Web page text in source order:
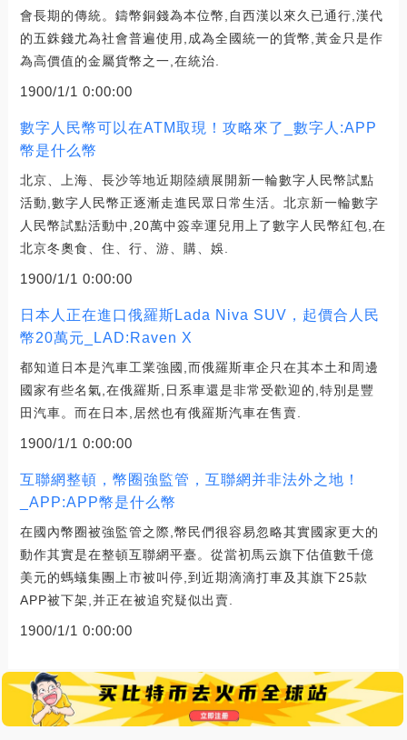
會長期的傳統。鑄幣銅錢為本位幣,自西漢以來久已通行,漢代
的五銖錢尤為社會普遍使用,成為全國統一的貨幣,黃金只是作
為高價值的金屬貨幣之一,在統治.
1900/1/1 0:00:00
數字人民幣可以在ATM取現！攻略來了_數字人:APP
幣是什么幣
北京、上海、長沙等地近期陸續展開新一輪數字人民幣試點
活動,數字人民幣正逐漸走進民眾日常生活。北京新一輪數字
人民幣試點活動中,20萬中簽幸運兒用上了數字人民幣紅包,在
北京冬奧食、住、行、游、購、娛.
1900/1/1 0:00:00
日本人正在進口俄羅斯Lada Niva SUV，起價合人民
幣20萬元_LAD:Raven X
都知道日本是汽車工業強國,而俄羅斯車企只在其本土和周邊
國家有些名氣,在俄羅斯,日系車還是非常受歡迎的,特別是豐
田汽車。而在日本,居然也有俄羅斯汽車在售賣.
1900/1/1 0:00:00
互聯網整頓，幣圈強監管，互聯網并非法外之地！
_APP:APP幣是什么幣
在國內幣圈被強監管之際,幣民們很容易忽略其實國家更大的
動作其實是在整頓互聯網平臺。從當初馬云旗下估值數千億
美元的螞蟻集團上市被叫停,到近期滴滴打車及其旗下25款
APP被下架,并正在被追究疑似出賣.
1900/1/1 0:00:00